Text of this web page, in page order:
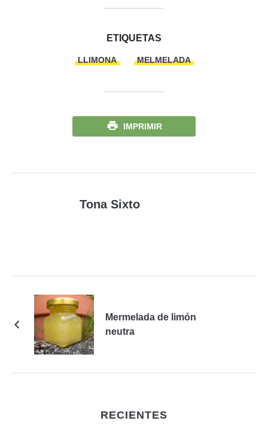
ETIQUETAS
LLIMONA MELMELADA
IMPRIMIR
Tona Sixto
Mermelada de limón
neutra
RECIENTES